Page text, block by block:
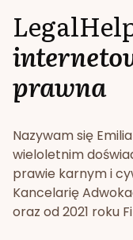
prawna
Nazywam się
wieloletnim
prawie karnym i
Kancelarię
oraz od 2021 roku